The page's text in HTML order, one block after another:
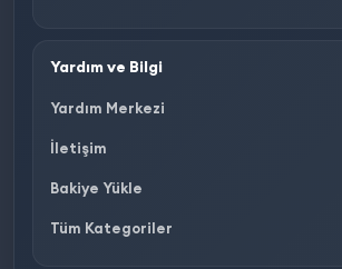
Yardım ve Bilgi
Yardım Merkezi
İletişim
Bakiye Yükle
Tüm Kategoriler